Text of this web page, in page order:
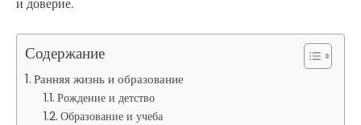
и доверие.
Содержание
Ранняя жизнь и образование
Рождение и детство
Образование и учеба